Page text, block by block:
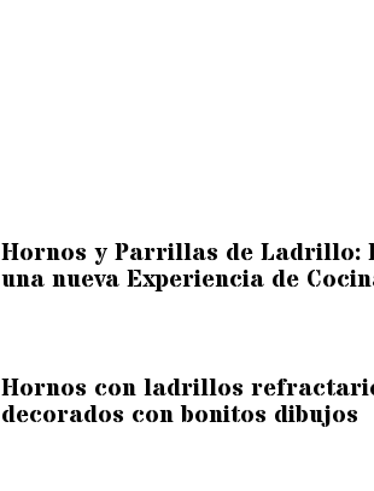
Hornos y Parrillas de Ladrillo:
una nueva Experiencia de
Hornos con ladrillos
decorados con bonitos dibujos